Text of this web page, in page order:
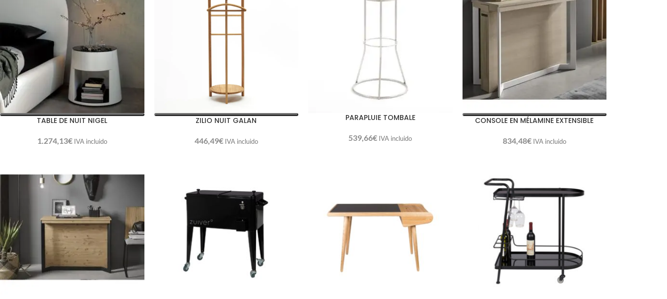
TABLE DE NUIT NIGEL
1.274,13€ IVA incluido
ZILIO NUIT GALAN
446,49€ IVA incluido
PARAPLUIE TOMBALE
539,66€ IVA incluido
CONSOLE EN MÉLAMINE EXTENSIBLE
834,48€ IVA incluido